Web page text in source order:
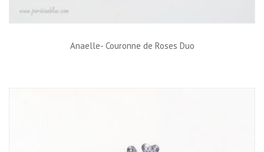
Anaelle- Couronne de Roses Duo